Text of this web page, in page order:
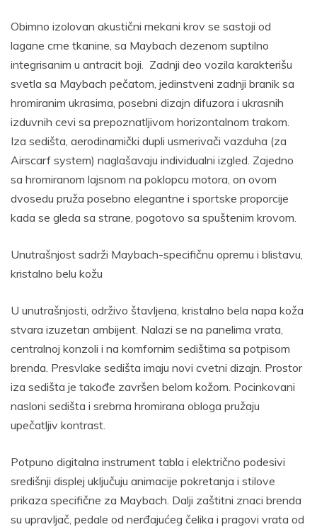
Obimno izolovan akustični mekani krov se sastoji od
lagane crne tkanine, sa Maybach dezenom suptilno
integrisanim u antracit boji. Zadnji deo vozila karakterišu
svetla sa Maybach pečatom, jedinstveni zadnji branik sa
hromiranim ukrasima, posebni dizajn difuzora i ukrasnih
izduvnih cevi sa prepoznatljivom horizontalnom trakom.
Iza sedišta, aerodinamički dupli usmerivači vazduha (za
Airscarf system) naglašavaju individualni izgled. Zajedno
sa hromiranom lajsnom na poklopcu motora, on ovom
dvosedu pruža posebno elegantne i sportske proporcije
kada se gleda sa strane, pogotovo sa spuštenim krovom.
Unutrašnjost sadrži Maybach-specifičnu opremu i blistavu,
kristalno belu kožu
U unutrašnjosti, održivo štavljena, kristalno bela napa koža
stvara izuzetan ambijent. Nalazi se na panelima vrata,
centralnoj konzoli i na komfornim sedištima sa potpisom
brenda. Presvlake sedišta imaju novi cvetni dizajn. Prostor
iza sedišta je takođe završen belom kožom. Pocinkovani
nasloni sedišta i srebrna hromirana obloga pružaju
upečatljiv kontrast.
Potpuno digitalna instrument tabla i električno podesivi
središnji displej uključuju animacije pokretanja i stilove
prikaza specifične za Maybach. Dalji zaštitni znaci brenda
su upravljač, pedale od nerđajućeg čelika i pragovi vrata od